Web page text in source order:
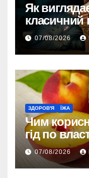
Як
класичний
07/08/2026
ЗДОРОВ'Я ЇЖА
Чим
гід по
впливі на
07/08/2026